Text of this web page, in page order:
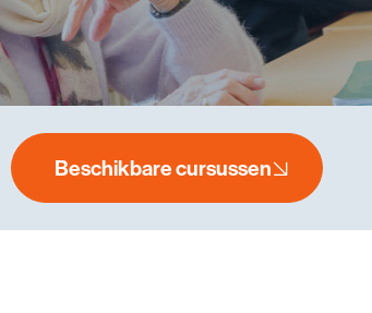
Beschikbare cursussen